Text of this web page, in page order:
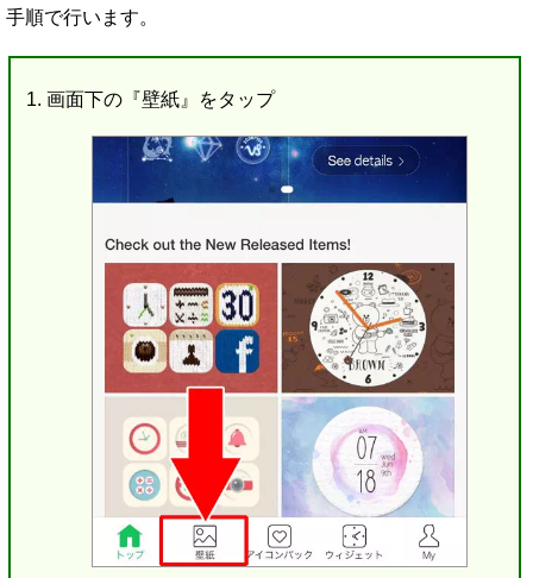
手順で行います。
画面下の『壁紙』をタップ